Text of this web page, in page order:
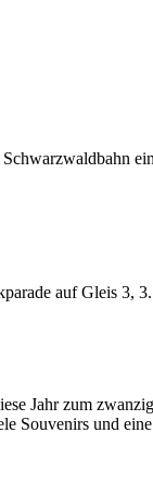
auf Gleis 3,
Jahr zum
Souvenirs und